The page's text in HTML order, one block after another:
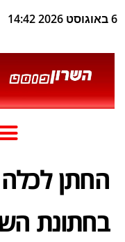
6 באוגוסט 2026 14:42
החתן
בחתונת